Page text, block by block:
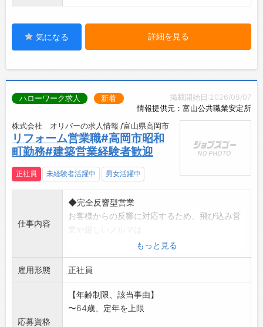
気になる 詳細を見る
掲載開始日:2026/08/07
情報提供元：富山公共職業安定所
ハローワーク求人 新着
株式会社 オリバーの求人情報 /富山県高岡市
リフォーム営業職#高岡市昭和
町勤務#建築営業経験者歓迎
正社員 未経験者活躍中 男女活躍中
仕事内容
◆完全反響型営業
お客様からの反響に対応するため、飛び込み営
◆資材発注や施主様との打合せ・工事担当との
打合せなど、
提案～完成、アフターフォローまでを担当しま
す。
◆工事規模は大小様々。
もっと見る
雇用形態 正社員
応募資格
【年齢制限、該当事由】
〜64歳、定年を上限